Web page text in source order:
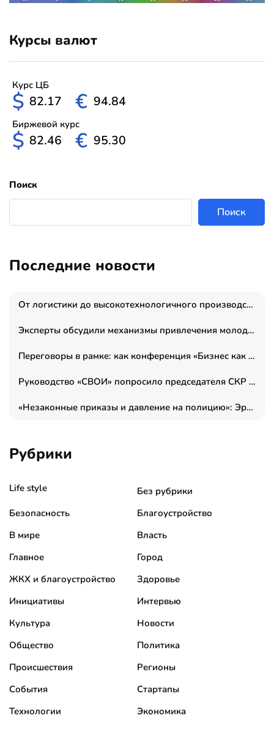
Курсы валют
Курс ЦБ
$ 82.17 € 94.84
Биржевой курс
$ 82.46 € 95.30
Поиск
Поиск
Последние новости
От логистики до высокотехнологичного производства: как основатель “гагаринга” выстраивает экосистему безопасности и гражданских БПЛА
Эксперты обсудили механизмы привлечения молодых специалистов в промышленные города
Переговоры в рамке: как конференция «Бизнес как искусство» переформатирует деловой этикет в стенах ТПП РФ
Руководство «СВОИ» попросило председателя СКР дать правовую оценку обысков в тыловом штабе
«Незаконные приказы и давление на полицию»: Эрнеста Султанова задержали у посольства Израиля во время одиночного пикета
Рубрики
Life style
Без рубрики
Безопасность
Благоустройство
В мире
Власть
Главное
Город
ЖКХ и благоустройство
Здоровье
Инициативы
Интервью
Культура
Новости
Общество
Политика
Происшествия
Регионы
События
Стартапы
Технологии
Экономика